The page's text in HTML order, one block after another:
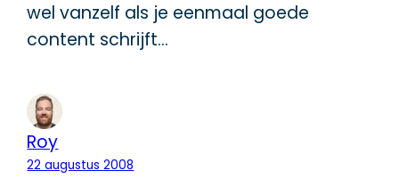
wel vanzelf als je eenmaal goede
content schrijft…
Roy
22 augustus 2008